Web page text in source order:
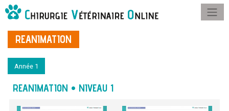
REANIMATION
Année 1
REANIMATION • NIVEAU 1